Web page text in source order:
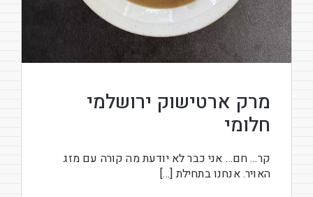
מרק ארטישוק ירושלמי
חלומי
קר… חם… אני כבר לא יודעת מה קורה עם מזג
האויר. אנחנו בתחילת […]